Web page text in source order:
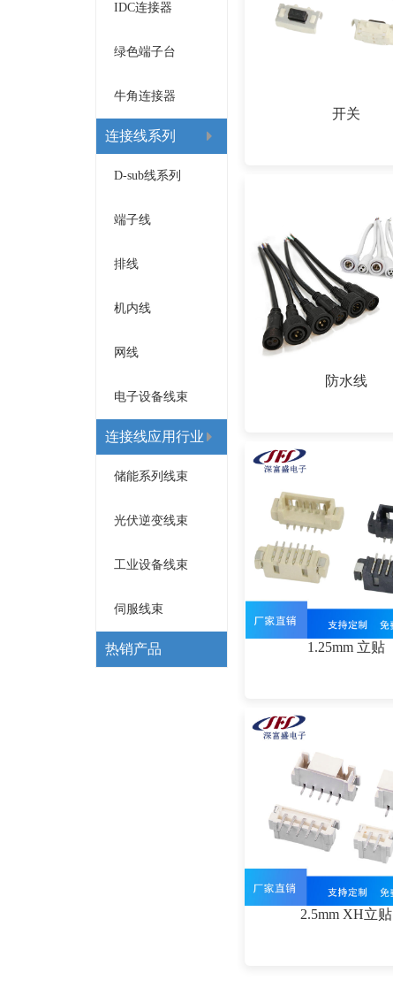
IDC连接器
绿色端子台
牛角连接器
连接线系列
D-sub线系列
端子线
排线
机内线
网线
电子设备线束
连接线应用行业
储能系列线束
光伏逆变线束
工业设备线束
伺服线束
热销产品
开关
防水线
1.25mm 立贴
2.5mm XH立贴